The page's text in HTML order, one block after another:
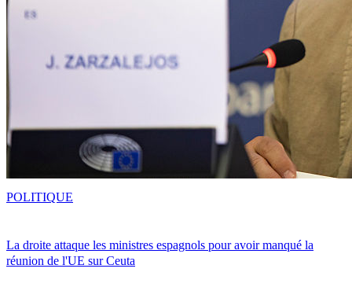
La droite attaque les ministres espagnols pour avoir manqué la
réunion de l'UE sur Ceuta
POLITIQUE